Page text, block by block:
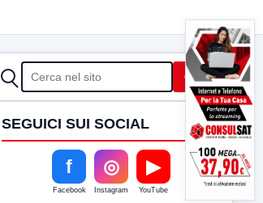
CERCA Cerca
SEGUICI SUI SOCIAL
f
Facebook
◎
Instagram
▶
YouTube